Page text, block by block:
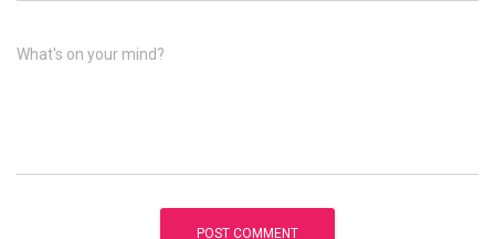
What's on your mind?